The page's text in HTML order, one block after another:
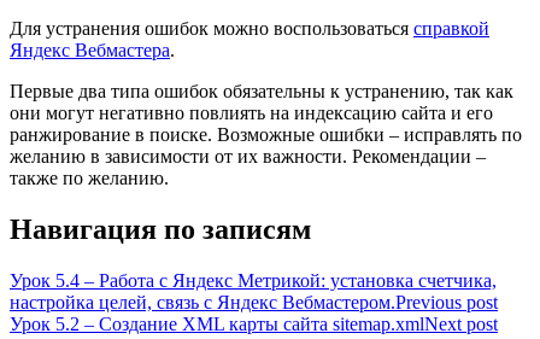
Для устранения ошибок можно воспользоваться справкой
Яндекс Вебмастера.
Первые два типа ошибок обязательны к устранению, так как
они могут негативно повлиять на индексацию сайта и его
ранжирование в поиске. Возможные ошибки – исправлять по
желанию в зависимости от их важности. Рекомендации –
также по желанию.
Навигация по записям
Урок 5.4 – Работа с Яндекс Метрикой: установка счетчика,
настройка целей, связь с Яндекс Вебмастером.Previous post
Урок 5.2 – Создание XML карты сайта sitemap.xmlNext post